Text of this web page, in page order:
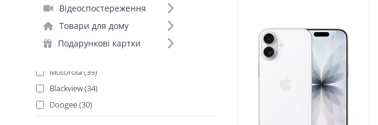
Відеоспостереження
Товари для дому
Подарункові картки
Apple (100)
Google (91)
Infinix (55)
Motorola (39)
Blackview (34)
Doogee (30)